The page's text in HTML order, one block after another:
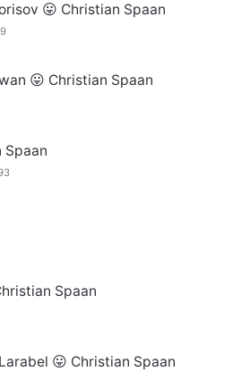
😛 Christian Spaan
😛 Christian Spaan
Spaan
Spaan
😛 Christian Spaan